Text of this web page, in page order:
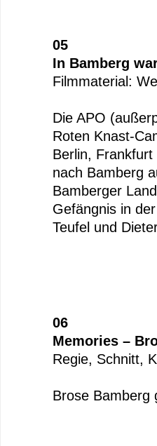
05
In Bamberg
Filmmaterial:
Die APO
Roten Knast-
Berlin,
nach Bamberg
Bamberger
Gefängnis in
Teufel und
06
Memories –
Regie, Schnitt,
Brose Bamberg